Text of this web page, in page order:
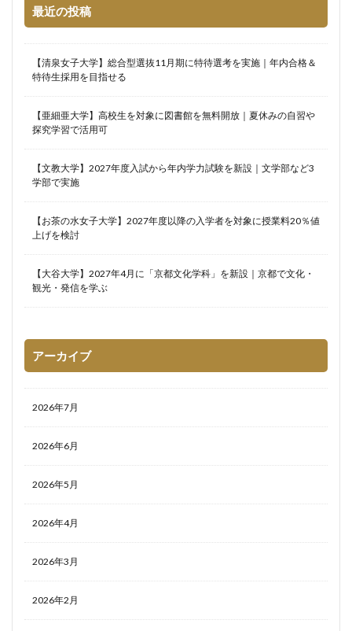
最近の投稿
【清泉女子大学】総合型選抜11月期に特待選考を実施｜年内合格＆
特待生採用を目指せる
【亜細亜大学】高校生を対象に図書館を無料開放｜夏休みの自習や
探究学習で活用可
【文教大学】2027年度入試から年内学力試験を新設｜文学部など3
学部で実施
【お茶の水女子大学】2027年度以降の入学者を対象に授業料20％値
上げを検討
【大谷大学】2027年4月に「京都文化学科」を新設｜京都で文化・
観光・発信を学ぶ
アーカイブ
2026年7月
2026年6月
2026年5月
2026年4月
2026年3月
2026年2月